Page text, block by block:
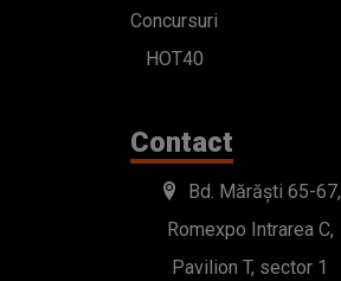
Concursuri
HOT40
Contact
Bd. Mărăști 65-67,
Romexpo Intrarea C,
Pavilion T, sector 1